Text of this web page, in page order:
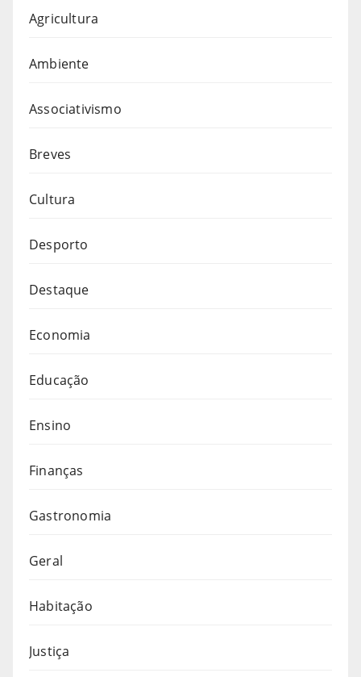
Agricultura
Ambiente
Associativismo
Breves
Cultura
Desporto
Destaque
Economia
Educação
Ensino
Finanças
Gastronomia
Geral
Habitação
Justiça